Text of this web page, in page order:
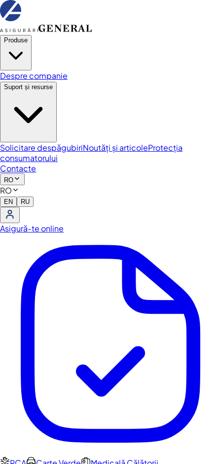
Produse
Despre companie
Suport și resurse
Solicitare despăgubiriNoutăți și articoleProtecția
consumatorului
Contacte
RO
RO
EN RU
Asigură-te online